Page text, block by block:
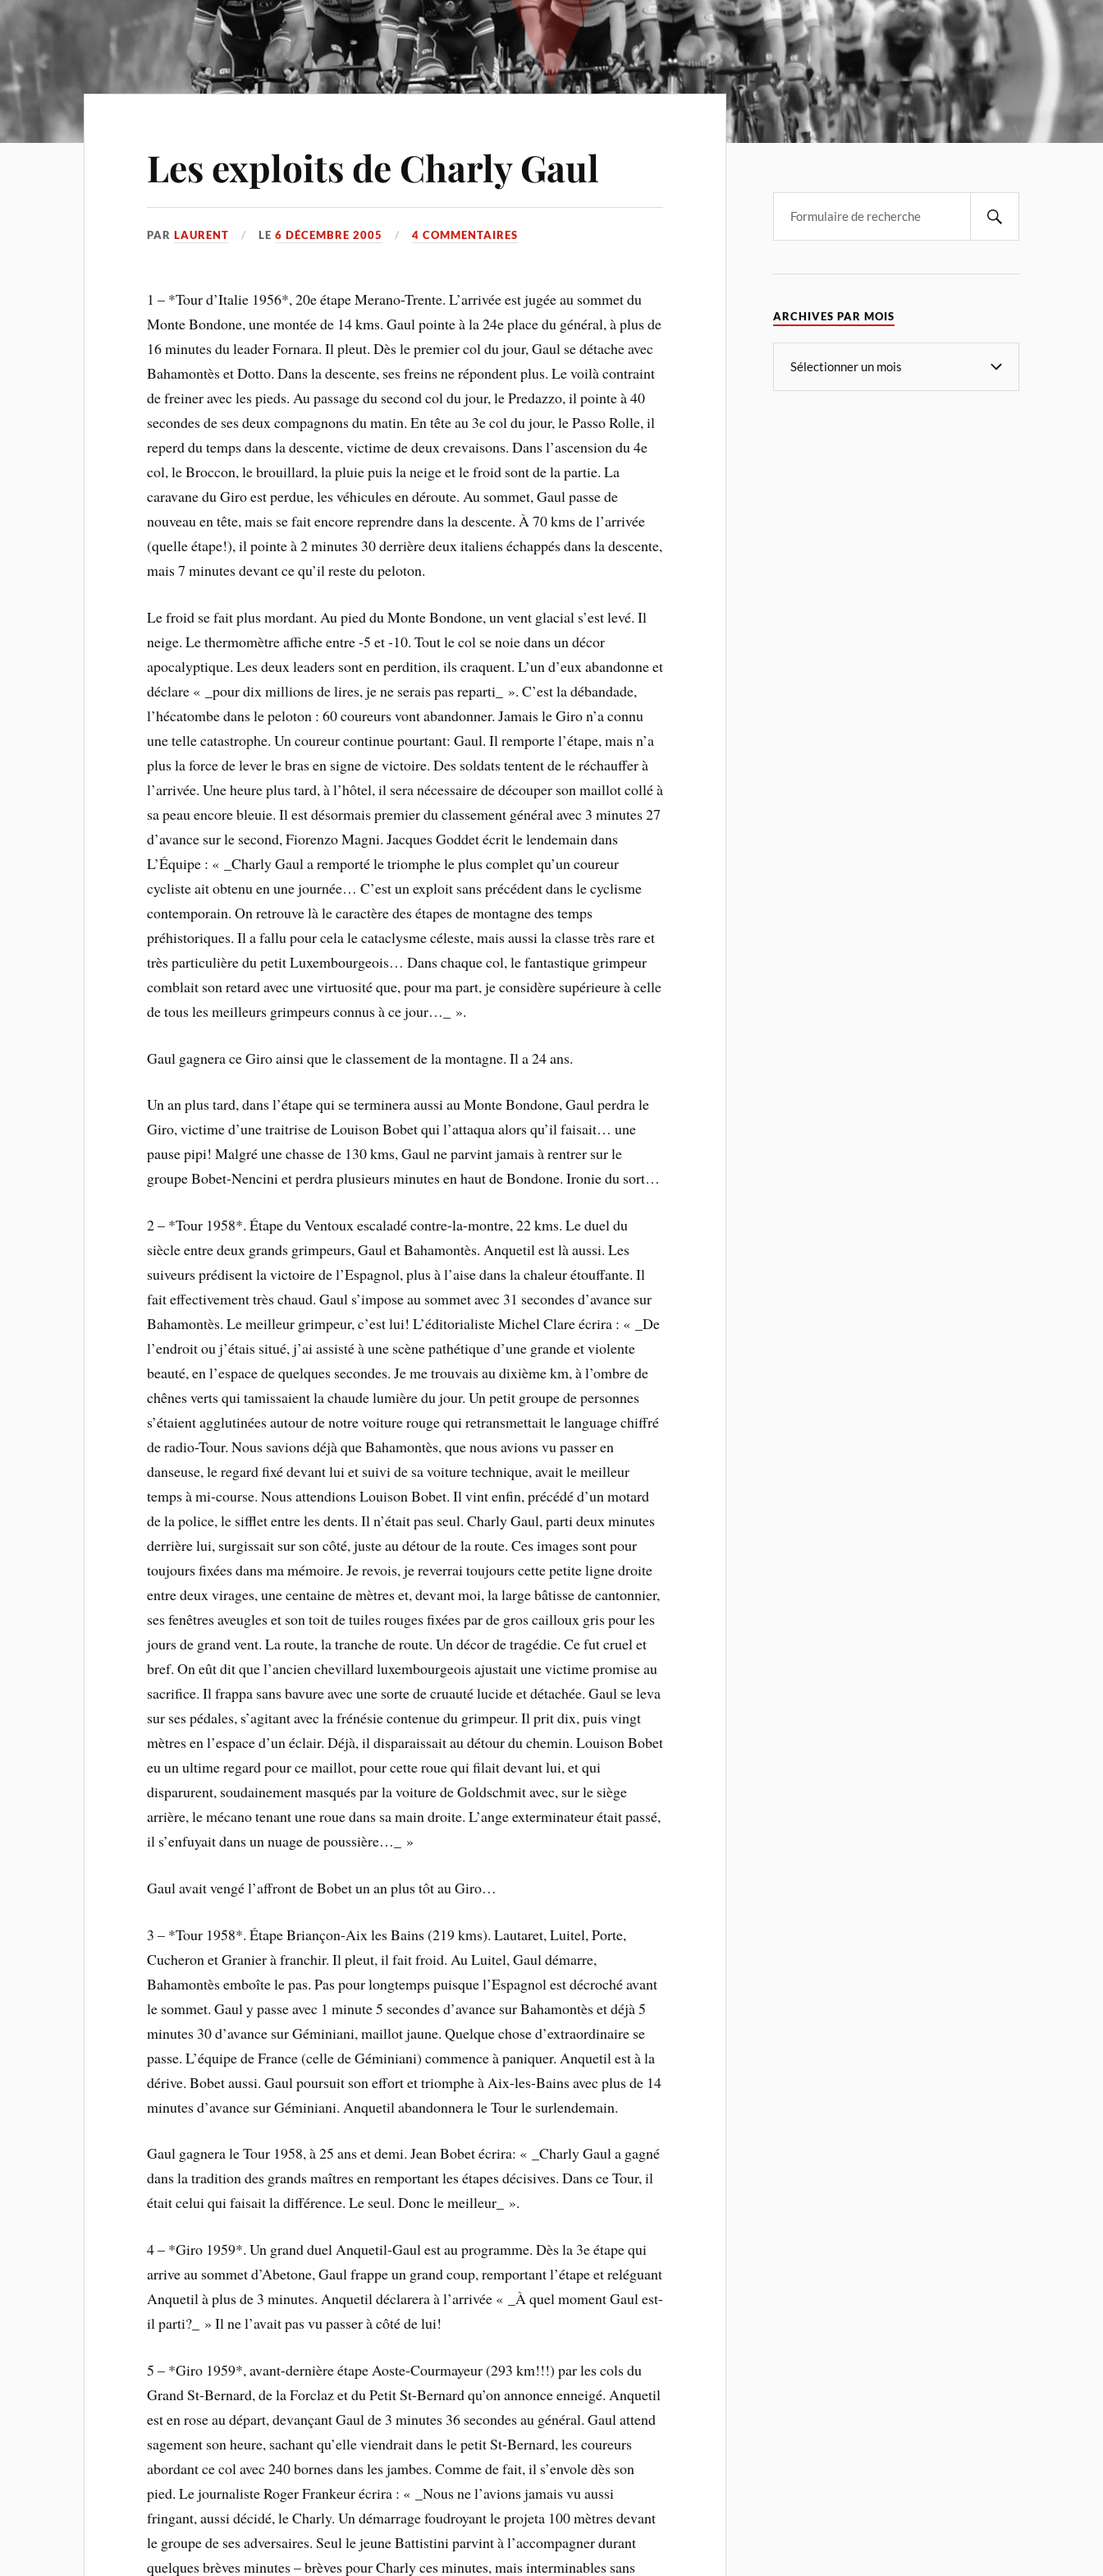
Les exploits de Charly Gaul
PARLAURENT LE6 DÉCEMBRE 2005 4 COMMENTAIRES
1 – *Tour d’Italie 1956*, 20e étape Merano-Trente. L’arrivée est jugée au sommet du
Monte Bondone, une montée de 14 kms. Gaul pointe à la 24e place du général, à plus de
16 minutes du leader Fornara. Il pleut. Dès le premier col du jour, Gaul se détache avec
Bahamontès et Dotto. Dans la descente, ses freins ne répondent plus. Le voilà contraint
de freiner avec les pieds. Au passage du second col du jour, le Predazzo, il pointe à 40
secondes de ses deux compagnons du matin. En tête au 3e col du jour, le Passo Rolle, il
reperd du temps dans la descente, victime de deux crevaisons. Dans l’ascension du 4e
col, le Broccon, le brouillard, la pluie puis la neige et le froid sont de la partie. La
caravane du Giro est perdue, les véhicules en déroute. Au sommet, Gaul passe de
nouveau en tête, mais se fait encore reprendre dans la descente. À 70 kms de l’arrivée
(quelle étape!), il pointe à 2 minutes 30 derrière deux italiens échappés dans la descente,
mais 7 minutes devant ce qu’il reste du peloton.
Le froid se fait plus mordant. Au pied du Monte Bondone, un vent glacial s’est levé. Il
neige. Le thermomètre affiche entre -5 et -10. Tout le col se noie dans un décor
apocalyptique. Les deux leaders sont en perdition, ils craquent. L’un d’eux abandonne et
déclare « _pour dix millions de lires, je ne serais pas reparti_ ». C’est la débandade,
l’hécatombe dans le peloton : 60 coureurs vont abandonner. Jamais le Giro n’a connu
une telle catastrophe. Un coureur continue pourtant: Gaul. Il remporte l’étape, mais n’a
plus la force de lever le bras en signe de victoire. Des soldats tentent de le réchauffer à
l’arrivée. Une heure plus tard, à l’hôtel, il sera nécessaire de découper son maillot collé à
sa peau encore bleuie. Il est désormais premier du classement général avec 3 minutes 27
d’avance sur le second, Fiorenzo Magni. Jacques Goddet écrit le lendemain dans
L’Équipe : « _Charly Gaul a remporté le triomphe le plus complet qu’un coureur
cycliste ait obtenu en une journée… C’est un exploit sans précédent dans le cyclisme
contemporain. On retrouve là le caractère des étapes de montagne des temps
préhistoriques. Il a fallu pour cela le cataclysme céleste, mais aussi la classe très rare et
très particulière du petit Luxembourgeois… Dans chaque col, le fantastique grimpeur
comblait son retard avec une virtuosité que, pour ma part, je considère supérieure à celle
de tous les meilleurs grimpeurs connus à ce jour…_ ».
Gaul gagnera ce Giro ainsi que le classement de la montagne. Il a 24 ans.
Un an plus tard, dans l’étape qui se terminera aussi au Monte Bondone, Gaul perdra le
Giro, victime d’une traitrise de Louison Bobet qui l’attaqua alors qu’il faisait… une
pause pipi! Malgré une chasse de 130 kms, Gaul ne parvint jamais à rentrer sur le
groupe Bobet-Nencini et perdra plusieurs minutes en haut de Bondone. Ironie du sort…
2 – *Tour 1958*. Étape du Ventoux escaladé contre-la-montre, 22 kms. Le duel du
siècle entre deux grands grimpeurs, Gaul et Bahamontès. Anquetil est là aussi. Les
suiveurs prédisent la victoire de l’Espagnol, plus à l’aise dans la chaleur étouffante. Il
fait effectivement très chaud. Gaul s’impose au sommet avec 31 secondes d’avance sur
Bahamontès. Le meilleur grimpeur, c’est lui! L’éditorialiste Michel Clare écrira : « _De
l’endroit ou j’étais situé, j’ai assisté à une scène pathétique d’une grande et violente
beauté, en l’espace de quelques secondes. Je me trouvais au dixième km, à l’ombre de
chênes verts qui tamissaient la chaude lumière du jour. Un petit groupe de personnes
s’étaient agglutinées autour de notre voiture rouge qui retransmettait le language chiffré
de radio-Tour. Nous savions déjà que Bahamontès, que nous avions vu passer en
danseuse, le regard fixé devant lui et suivi de sa voiture technique, avait le meilleur
temps à mi-course. Nous attendions Louison Bobet. Il vint enfin, précédé d’un motard
de la police, le sifflet entre les dents. Il n’était pas seul. Charly Gaul, parti deux minutes
derrière lui, surgissait sur son côté, juste au détour de la route. Ces images sont pour
toujours fixées dans ma mémoire. Je revois, je reverrai toujours cette petite ligne droite
entre deux virages, une centaine de mètres et, devant moi, la large bâtisse de cantonnier,
ses fenêtres aveugles et son toit de tuiles rouges fixées par de gros cailloux gris pour les
jours de grand vent. La route, la tranche de route. Un décor de tragédie. Ce fut cruel et
bref. On eût dit que l’ancien chevillard luxembourgeois ajustait une victime promise au
sacrifice. Il frappa sans bavure avec une sorte de cruauté lucide et détachée. Gaul se leva
sur ses pédales, s’agitant avec la frénésie contenue du grimpeur. Il prit dix, puis vingt
mètres en l’espace d’un éclair. Déjà, il disparaissait au détour du chemin. Louison Bobet
eu un ultime regard pour ce maillot, pour cette roue qui filait devant lui, et qui
disparurent, soudainement masqués par la voiture de Goldschmit avec, sur le siège
arrière, le mécano tenant une roue dans sa main droite. L’ange exterminateur était passé,
il s’enfuyait dans un nuage de poussière…_ »
Gaul avait vengé l’affront de Bobet un an plus tôt au Giro…
3 – *Tour 1958*. Étape Briançon-Aix les Bains (219 kms). Lautaret, Luitel, Porte,
Cucheron et Granier à franchir. Il pleut, il fait froid. Au Luitel, Gaul démarre,
Bahamontès emboîte le pas. Pas pour longtemps puisque l’Espagnol est décroché avant
le sommet. Gaul y passe avec 1 minute 5 secondes d’avance sur Bahamontès et déjà 5
minutes 30 d’avance sur Géminiani, maillot jaune. Quelque chose d’extraordinaire se
passe. L’équipe de France (celle de Géminiani) commence à paniquer. Anquetil est à la
dérive. Bobet aussi. Gaul poursuit son effort et triomphe à Aix-les-Bains avec plus de 14
minutes d’avance sur Géminiani. Anquetil abandonnera le Tour le surlendemain.
Gaul gagnera le Tour 1958, à 25 ans et demi. Jean Bobet écrira: « _Charly Gaul a gagné
dans la tradition des grands maîtres en remportant les étapes décisives. Dans ce Tour, il
était celui qui faisait la différence. Le seul. Donc le meilleur_ ».
4 – *Giro 1959*. Un grand duel Anquetil-Gaul est au programme. Dès la 3e étape qui
arrive au sommet d’Abetone, Gaul frappe un grand coup, remportant l’étape et reléguant
Anquetil à plus de 3 minutes. Anquetil déclarera à l’arrivée « _À quel moment Gaul est-
il parti?_ » Il ne l’avait pas vu passer à côté de lui!
5 – *Giro 1959*, avant-dernière étape Aoste-Courmayeur (293 km!!!) par les cols du
Grand St-Bernard, de la Forclaz et du Petit St-Bernard qu’on annonce enneigé. Anquetil
est en rose au départ, devançant Gaul de 3 minutes 36 secondes au général. Gaul attend
sagement son heure, sachant qu’elle viendrait dans le petit St-Bernard, les coureurs
abordant ce col avec 240 bornes dans les jambes. Comme de fait, il s’envole dès son
pied. Le journaliste Roger Frankeur écrira : « _Nous ne l’avions jamais vu aussi
fringant, aussi décidé, le Charly. Un démarrage foudroyant le projeta 100 mètres devant
le groupe de ses adversaires. Seul le jeune Battistini parvint à l’accompagner durant
quelques brèves minutes – brèves pour Charly ces minutes, mais interminables sans
ARCHIVES PAR MOIS